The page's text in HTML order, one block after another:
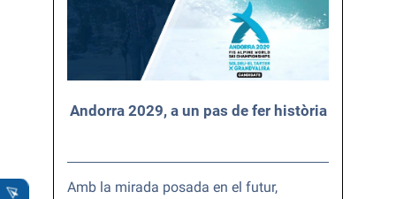
Andorra 2029, a un pas de fer història
Amb la mirada posada en el futur,